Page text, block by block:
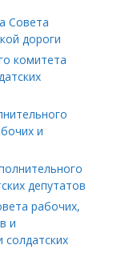
Совета
дороги
комитета
и
депутатов
рабочих,
и
солдатских